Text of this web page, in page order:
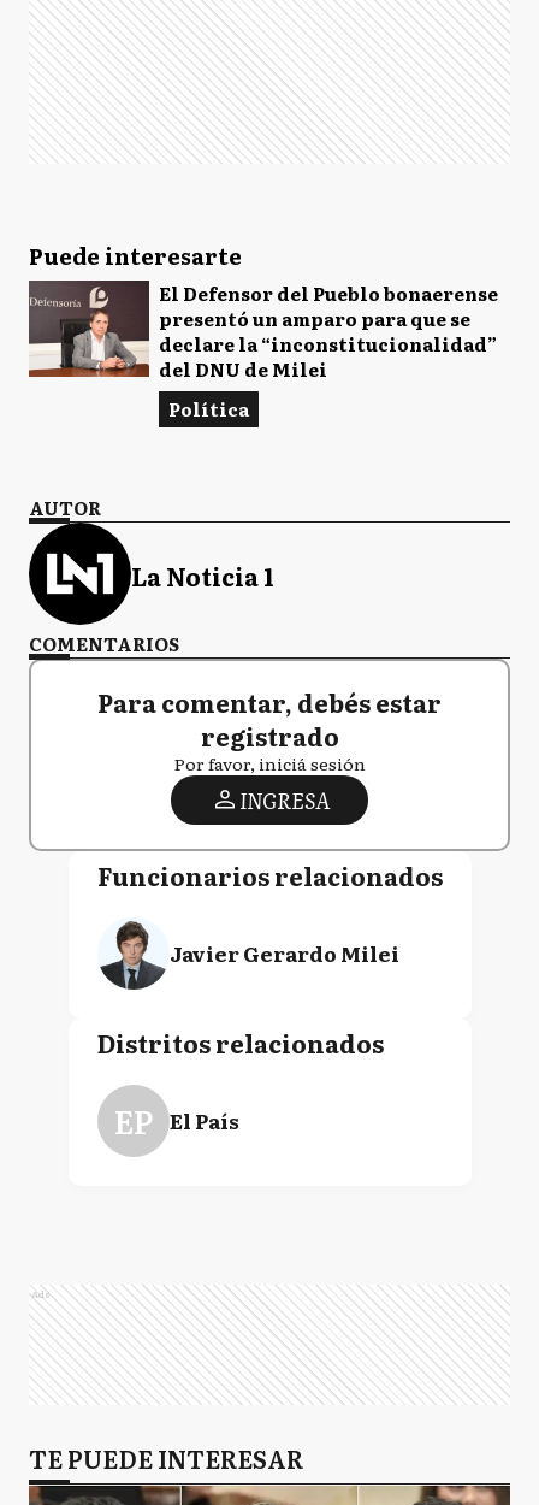
Puede interesarte
El Defensor del Pueblo bonaerense
presentó un amparo para que se
declare la “inconstitucionalidad”
del DNU de Milei
Política
AUTOR
La Noticia 1
COMENTARIOS
Para comentar, debés estar
registrado
Por favor, iniciá sesión
INGRESA
Funcionarios relacionados
Javier Gerardo Milei
Distritos relacionados
EP El País
Ads
TE PUEDE INTERESAR